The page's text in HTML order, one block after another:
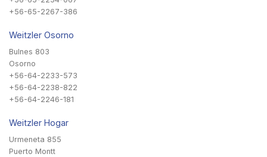
+56-65-2267-386
Weitzler Osorno
Bulnes 803
Osorno
+56-64-2233-573
+56-64-2238-822
+56-64-2246-181
Weitzler Hogar
Urmeneta 855
Puerto Montt